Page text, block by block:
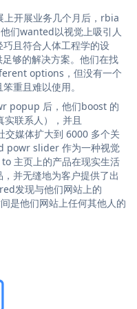
开展业务几个月后，rbia
们wanted以视觉上吸引人
且符合人体工程学的设
够的解决方案。他们在找
options，但没有一个
重且难以使用。
popup 后，他们boost 的
联系人），并且
媒体扩大到 6000 多个关
powr slider 作为一种视觉
主页上的产品在现实生活
并无缝地为客户提供了出
发现与他们网站上的
是他们网站上任何其他人的